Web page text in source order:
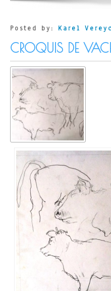
Posted by: Karel
CROQUIS DE